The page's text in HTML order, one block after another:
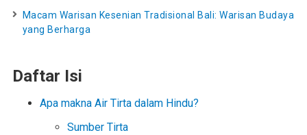
Macam Warisan Kesenian Tradisional Bali: Warisan Budaya
yang Berharga
Daftar Isi
Apa makna Air Tirta dalam Hindu?
Sumber Tirta